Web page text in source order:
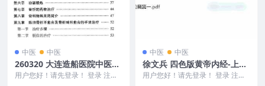
中医 中医
260320 大连造船医院中医正
骨
用户您好！请先登录！ 登录 注册
中医 中医
徐文兵 四色版黄帝内经-上古
天真论篇第一+四气调神大论
用户您好！请先登录！ 登录 注册